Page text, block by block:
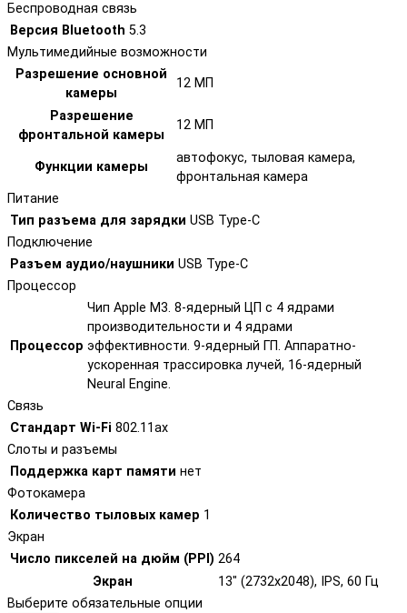
Беспроводная связь
Версия Bluetooth 5.3
Мультимедийные возможности
Разрешение основной
камеры
12 МП
Разрешение
фронтальной камеры
12 МП
Функции камеры
автофокус, тыловая камера,
фронтальная камера
Питание
Тип разъема для зарядки USB Type-C
Подключение
Разъем аудио/наушники USB Type-C
Процессор
Процессор
Чип Apple M3. 8-ядерный ЦП с 4 ядрами
производительности и 4 ядрами
эффективности. 9-ядерный ГП. Аппаратно-
ускоренная трассировка лучей, 16-ядерный
Neural Engine.
Связь
Стандарт Wi-Fi 802.11ax
Слоты и разъемы
Поддержка карт памяти нет
Фотокамера
Количество тыловых камер 1
Экран
Число пикселей на дюйм (PPI) 264
Экран
13" (2732x2048), IPS, 60 Гц
Выберите обязательные опции